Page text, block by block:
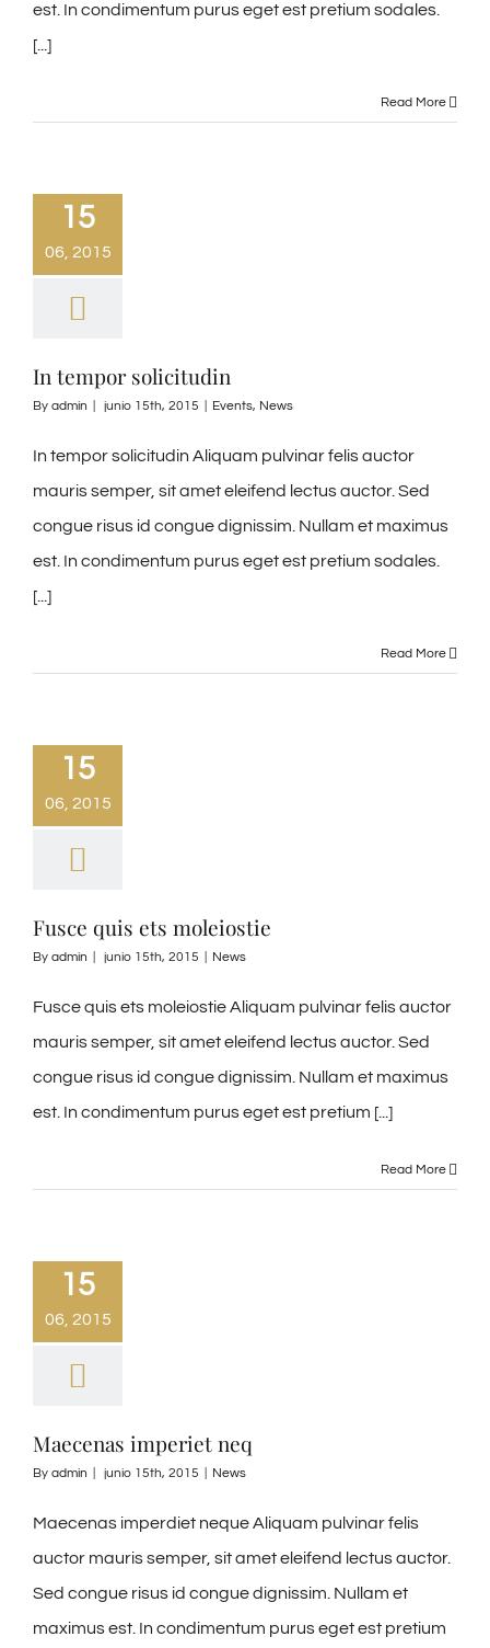
est. In condimentum purus eget est pretium sodales.
[...]
Read More
15
06, 2015
In tempor solicitudin
By admin junio 15th, 2015 Events, News
In tempor solicitudin Aliquam pulvinar felis auctor
mauris semper, sit amet eleifend lectus auctor. Sed
congue risus id congue dignissim. Nullam et maximus
est. In condimentum purus eget est pretium sodales.
[...]
Read More
15
06, 2015
Fusce quis ets moleiostie
By admin junio 15th, 2015 News
Fusce quis ets moleiostie Aliquam pulvinar felis auctor
mauris semper, sit amet eleifend lectus auctor. Sed
congue risus id congue dignissim. Nullam et maximus
est. In condimentum purus eget est pretium [...]
Read More
15
06, 2015
Maecenas imperiet neq
By admin junio 15th, 2015 News
Maecenas imperdiet neque Aliquam pulvinar felis
auctor mauris semper, sit amet eleifend lectus auctor.
Sed congue risus id congue dignissim. Nullam et
maximus est. In condimentum purus eget est pretium